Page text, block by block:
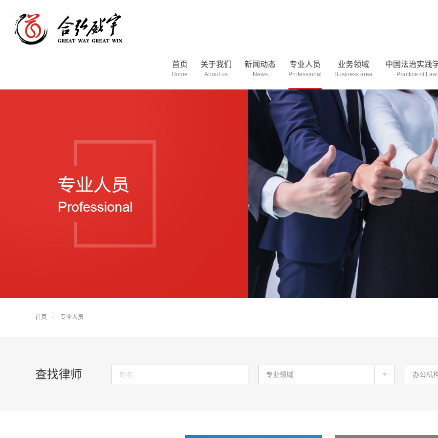
首页
Home
关于我们
About us
新闻动态
News
专业人员
Professional
业务领域
Business area
中国法治实践
Practice of Law
首页 / 专业人员
查找律师 专业领域 办公机